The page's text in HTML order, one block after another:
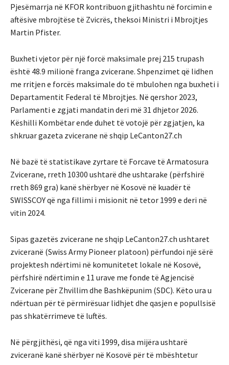
Pjesëmarrja në KFOR kontribuon gjithashtu në forcimin e
aftësive mbrojtëse të Zvicrës, theksoi Ministri i Mbrojtjes
Martin Pfister.
Buxheti vjetor për një forcë maksimale prej 215 trupash
është 48.9 milionë franga zvicerane. Shpenzimet që lidhen
me rritjen e forcës maksimale do të mbulohen nga buxheti i
Departamentit Federal të Mbrojtjes. Në qershor 2023,
Parlamenti e zgjati mandatin deri më 31 dhjetor 2026.
Këshilli Kombëtar ende duhet të votojë për zgjatjen, ka
shkruar gazeta zvicerane në shqip LeCanton27.ch
Në bazë të statistikave zyrtare të Forcave të Armatosura
Zvicerane, rreth 10300 ushtarë dhe ushtarake (përfshirë
rreth 869 gra) kanë shërbyer në Kosovë në kuadër të
SWISSCOY që nga fillimi i misionit në tetor 1999 e deri në
vitin 2024.
Sipas gazetës zvicerane ne shqip LeCanton27.ch ushtaret
zviceranë (Swiss Army Pioneer platoon) përfundoi një sërë
projektesh ndërtimi në komunitetet lokale në Kosovë,
përfshirë ndërtimin e 11 urave me fonde të Agjencisë
Zvicerane për Zhvillim dhe Bashkëpunim (SDC). Këto ura u
ndërtuan për të përmirësuar lidhjet dhe qasjen e popullsisë
pas shkatërrimeve të luftës.
Në përgjithësi, që nga viti 1999, disa mijëra ushtarë
zviceranë kanë shërbyer në Kosovë për të mbështetur